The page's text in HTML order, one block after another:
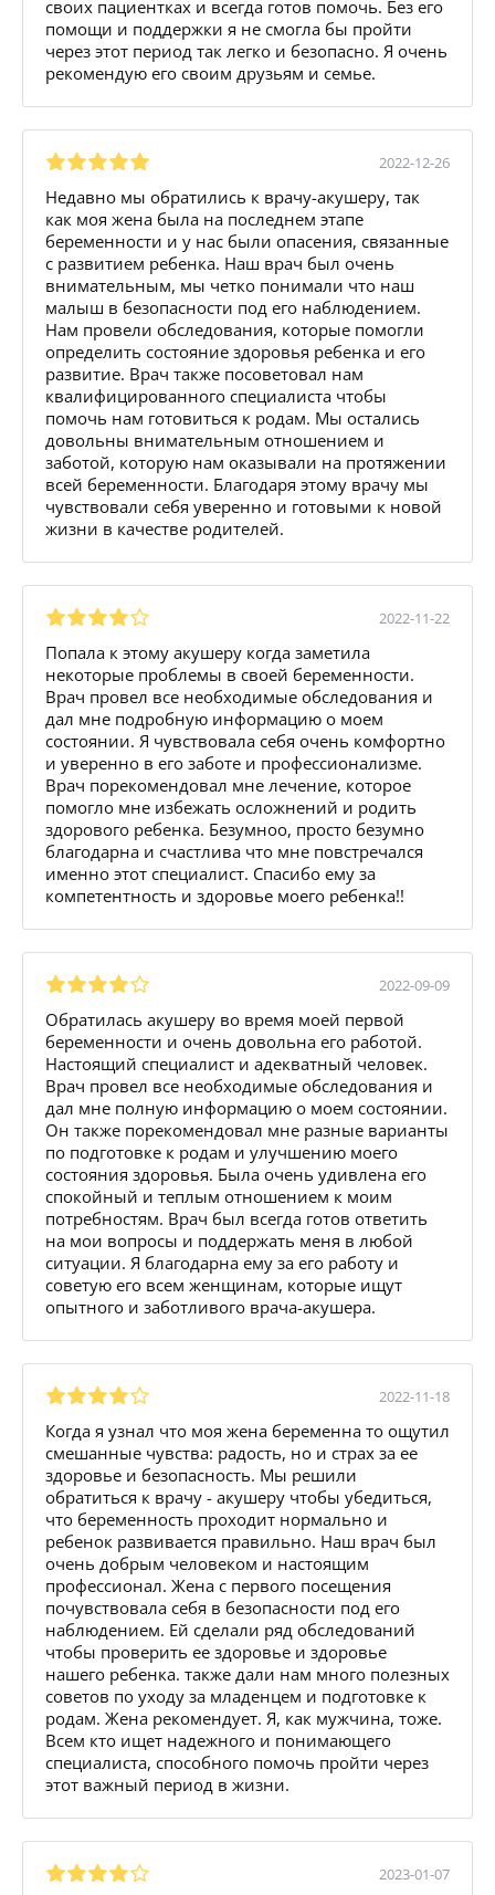
своих пациентках и всегда готов помочь. Без его
помощи и поддержки я не смогла бы пройти
через этот период так легко и безопасно. Я очень
рекомендую его своим друзьям и семье.
2022-12-26
Недавно мы обратились к врачу-акушеру, так
как моя жена была на последнем этапе
беременности и у нас были опасения, связанные
с развитием ребенка. Наш врач был очень
внимательным, мы четко понимали что наш
малыш в безопасности под его наблюдением.
Нам провели обследования, которые помогли
определить состояние здоровья ребенка и его
развитие. Врач также посоветовал нам
квалифицированного специалиста чтобы
помочь нам готовиться к родам. Мы остались
довольны внимательным отношением и
заботой, которую нам оказывали на протяжении
всей беременности. Благодаря этому врачу мы
чувствовали себя уверенно и готовыми к новой
жизни в качестве родителей.
2022-11-22
Попала к этому акушеру когда заметила
некоторые проблемы в своей беременности.
Врач провел все необходимые обследования и
дал мне подробную информацию о моем
состоянии. Я чувствовала себя очень комфортно
и уверенно в его заботе и профессионализме.
Врач порекомендовал мне лечение, которое
помогло мне избежать осложнений и родить
здорового ребенка. Безумноо, просто безумно
благодарна и счастлива что мне повстречался
именно этот специалист. Спасибо ему за
компетентность и здоровье моего ребенка!!
2022-09-09
Обратилась акушеру во время моей первой
беременности и очень довольна его работой.
Настоящий специалист и адекватный человек.
Врач провел все необходимые обследования и
дал мне полную информацию о моем состоянии.
Он также порекомендовал мне разные варианты
по подготовке к родам и улучшению моего
состояния здоровья. Была очень удивлена его
спокойный и теплым отношением к моим
потребностям. Врач был всегда готов ответить
на мои вопросы и поддержать меня в любой
ситуации. Я благодарна ему за его работу и
советую его всем женщинам, которые ищут
опытного и заботливого врача-акушера.
2022-11-18
Когда я узнал что моя жена беременна то ощутил
смешанные чувства: радость, но и страх за ее
здоровье и безопасность. Мы решили
обратиться к врачу - акушеру чтобы убедиться,
что беременность проходит нормально и
ребенок развивается правильно. Наш врач был
очень добрым человеком и настоящим
профессионал. Жена с первого посещения
почувствовала себя в безопасности под его
наблюдением. Ей сделали ряд обследований
чтобы проверить ее здоровье и здоровье
нашего ребенка. также дали нам много полезных
советов по уходу за младенцем и подготовке к
родам. Жена рекомендует. Я, как мужчина, тоже.
Всем кто ищет надежного и понимающего
специалиста, способного помочь пройти через
этот важный период в жизни.
2023-01-07